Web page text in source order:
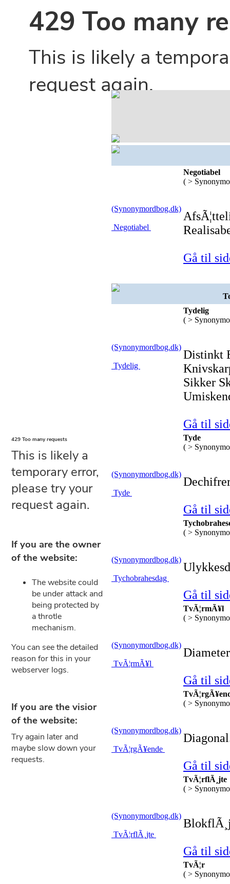
(Synonymordbog.dk)
Negotiabel
Negotiabel
( >
Gå til
(Synonymordbog.dk)
Tydelig
Tydelig
( >
Distinkt
Sikker
Gå til
(Synonymordbog.dk)
Tyde
Tyde
( >
Gå til
(Synonymordbog.dk)
Tychobrahesdag
( >
Gå til
(Synonymordbog.dk)
TvÃ¦rmÃ¥l
TvÃ¦rmÃ¥l
( >
Gå til
(Synonymordbog.dk)
TvÃ¦rgÃ¥ende
( >
Gå til
(Synonymordbog.dk)
TvÃ¦rflÃ¸jte
TvÃ¦rflÃ¸jte
( >
Gå til
TvÃ¦r
( >